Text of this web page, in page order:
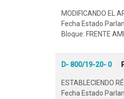
MODIFICANDO EL
Fecha Estado
Bloque: FRENTE
D- 800/19-20- 0
ESTABLECIENDO
Fecha Estado